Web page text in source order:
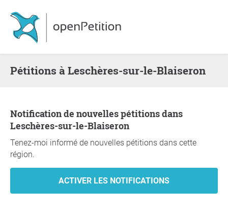
Pétitions à Leschères-sur-le-Blaiseron
Notification de nouvelles pétitions dans
Leschères-sur-le-Blaiseron
Tenez-moi informé de nouvelles pétitions dans cette
région.